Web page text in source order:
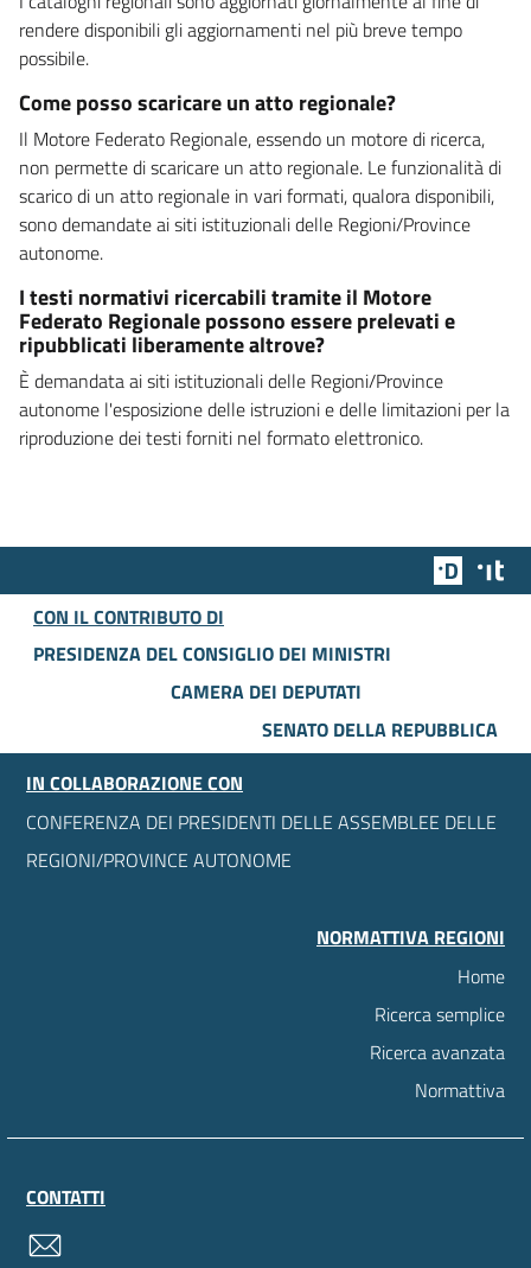
rendere disponibili gli aggiornamenti nel più breve tempo
possibile.
Come posso scaricare un atto regionale?
Il Motore Federato Regionale, essendo un motore di ricerca,
non permette di scaricare un atto regionale. Le funzionalità di
scarico di un atto regionale in vari formati, qualora disponibili,
sono demandate ai siti istituzionali delle Regioni/Province
autonome.
I testi normativi ricercabili tramite il Motore
Federato Regionale possono essere prelevati e
ripubblicati liberamente altrove?
È demandata ai siti istituzionali delle Regioni/Province
autonome l'esposizione delle istruzioni e delle limitazioni per la
riproduzione dei testi forniti nel formato elettronico.
Team
CON IL CONTRIBUTO DI
PRESIDENZA DEL CONSIGLIO DEI MINISTRI
CAMERA DEI DEPUTATI
SENATO DELLA REPUBBLICA
IN COLLABORAZIONE CON
CONFERENZA DEI PRESIDENTI DELLE ASSEMBLEE DELLE
REGIONI/PROVINCE AUTONOME
NORMATTIVA REGIONI
Home
Ricerca semplice
Ricerca avanzata
Normattiva
CONTATTI